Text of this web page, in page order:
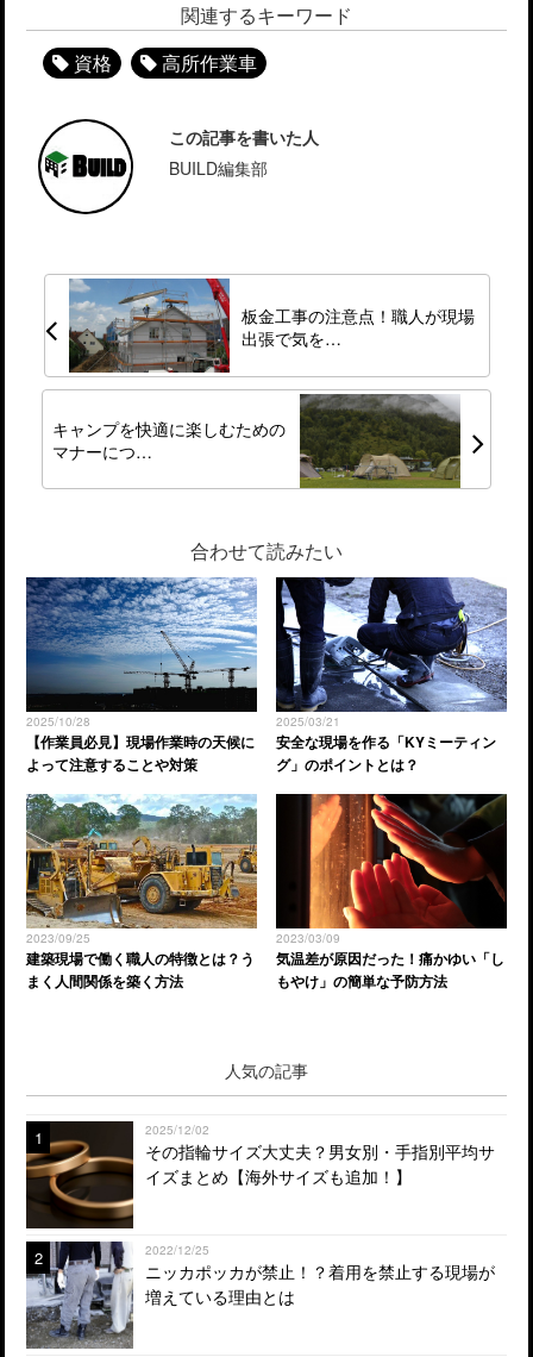
関連するキーワード
資格
高所作業車
この記事を書いた人
BUILD編集部
板金工事の注意点！職人が現場
出張で気を…
キャンプを快適に楽しむための
マナーにつ…
合わせて読みたい
2025/10/28
【作業員必見】現場作業時の天候に
よって注意することや対策
2025/03/21
安全な現場を作る「KYミーティン
グ」のポイントとは？
2023/09/25
建築現場で働く職人の特徴とは？う
まく人間関係を築く方法
2023/03/09
気温差が原因だった！痛かゆい「し
もやけ」の簡単な予防方法
人気の記事
1 2025/12/02
その指輪サイズ大丈夫？男女別・手指別平均サ
イズまとめ【海外サイズも追加！】
2 2022/12/25
ニッカポッカが禁止！？着用を禁止する現場が
増えている理由とは